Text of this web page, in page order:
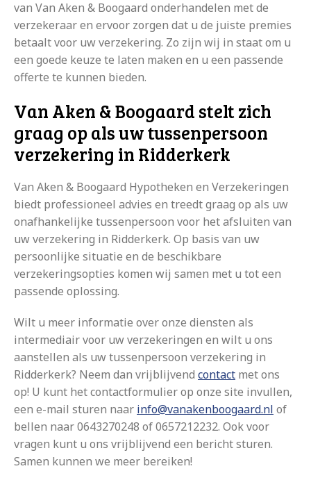
van Van Aken & Boogaard onderhandelen met de
verzekeraar en ervoor zorgen dat u de juiste premies
betaalt voor uw verzekering. Zo zijn wij in staat om u
een goede keuze te laten maken en u een passende
offerte te kunnen bieden.
Van Aken & Boogaard stelt zich
graag op als uw tussenpersoon
verzekering in Ridderkerk
Van Aken & Boogaard Hypotheken en Verzekeringen
biedt professioneel advies en treedt graag op als uw
onafhankelijke tussenpersoon voor het afsluiten van
uw verzekering in Ridderkerk. Op basis van uw
persoonlijke situatie en de beschikbare
verzekeringsopties komen wij samen met u tot een
passende oplossing.
Wilt u meer informatie over onze diensten als
intermediair voor uw verzekeringen en wilt u ons
aanstellen als uw tussenpersoon verzekering in
Ridderkerk? Neem dan vrijblijvend contact met ons
op! U kunt het contactformulier op onze site invullen,
een e-mail sturen naar info@vanakenboogaard.nl of
bellen naar 0643270248 of 0657212232. Ook voor
vragen kunt u ons vrijblijvend een bericht sturen.
Samen kunnen we meer bereiken!